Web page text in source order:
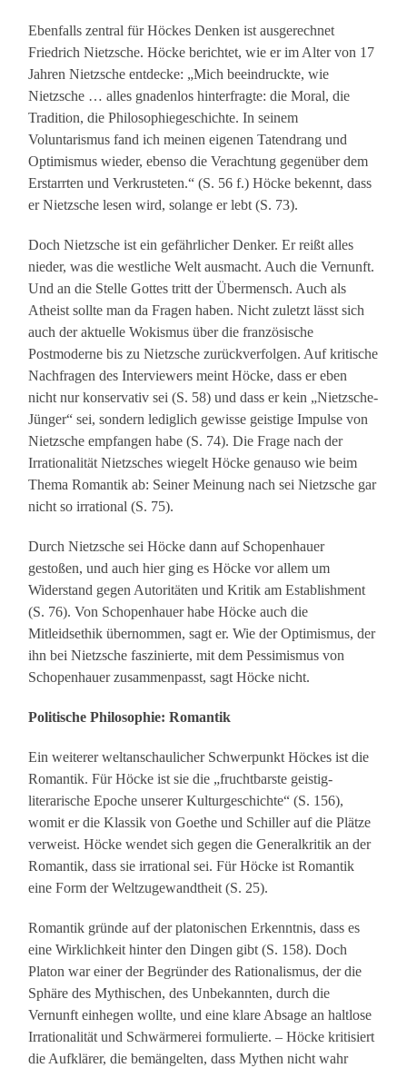
Ebenfalls zentral für Höckes Denken ist ausgerechnet
Friedrich Nietzsche. Höcke berichtet, wie er im Alter von 17
Jahren Nietzsche entdecke: „Mich beeindruckte, wie
Nietzsche … alles gnadenlos hinterfragte: die Moral, die
Tradition, die Philosophiegeschichte. In seinem
Voluntarismus fand ich meinen eigenen Tatendrang und
Optimismus wieder, ebenso die Verachtung gegenüber dem
Erstarrten und Verkrusteten.“ (S. 56 f.) Höcke bekennt, dass
er Nietzsche lesen wird, solange er lebt (S. 73).
Doch Nietzsche ist ein gefährlicher Denker. Er reißt alles
nieder, was die westliche Welt ausmacht. Auch die Vernunft.
Und an die Stelle Gottes tritt der Übermensch. Auch als
Atheist sollte man da Fragen haben. Nicht zuletzt lässt sich
auch der aktuelle Wokismus über die französische
Postmoderne bis zu Nietzsche zurückverfolgen. Auf kritische
Nachfragen des Interviewers meint Höcke, dass er eben
nicht nur konservativ sei (S. 58) und dass er kein „Nietzsche-
Jünger“ sei, sondern lediglich gewisse geistige Impulse von
Nietzsche empfangen habe (S. 74). Die Frage nach der
Irrationalität Nietzsches wiegelt Höcke genauso wie beim
Thema Romantik ab: Seiner Meinung nach sei Nietzsche gar
nicht so irrational (S. 75).
Durch Nietzsche sei Höcke dann auf Schopenhauer
gestoßen, und auch hier ging es Höcke vor allem um
Widerstand gegen Autoritäten und Kritik am Establishment
(S. 76). Von Schopenhauer habe Höcke auch die
Mitleidsethik übernommen, sagt er. Wie der Optimismus, der
ihn bei Nietzsche faszinierte, mit dem Pessimismus von
Schopenhauer zusammenpasst, sagt Höcke nicht.
Politische Philosophie: Romantik
Ein weiterer weltanschaulicher Schwerpunkt Höckes ist die
Romantik. Für Höcke ist sie die „fruchtbarste geistig-
literarische Epoche unserer Kulturgeschichte“ (S. 156),
womit er die Klassik von Goethe und Schiller auf die Plätze
verweist. Höcke wendet sich gegen die Generalkritik an der
Romantik, dass sie irrational sei. Für Höcke ist Romantik
eine Form der Weltzugewandtheit (S. 25).
Romantik gründe auf der platonischen Erkenntnis, dass es
eine Wirklichkeit hinter den Dingen gibt (S. 158). Doch
Platon war einer der Begründer des Rationalismus, der die
Sphäre des Mythischen, des Unbekannten, durch die
Vernunft einhegen wollte, und eine klare Absage an haltlose
Irrationalität und Schwärmerei formulierte. – Höcke kritisiert
die Aufklärer, die bemängelten, dass Mythen nicht wahr